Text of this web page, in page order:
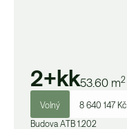
2+kk53.60 m2
Volný 8 640 147 Kč
Budova ATB 1.202